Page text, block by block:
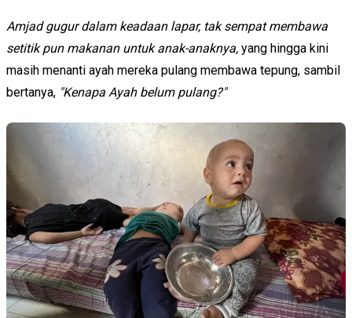
Amjad gugur dalam keadaan lapar, tak sempat membawa
setitik pun makanan untuk anak-anaknya, yang hingga kini
masih menanti ayah mereka pulang membawa tepung, sambil
bertanya, "Kenapa Ayah belum pulang?"